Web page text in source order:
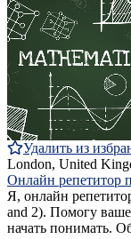
Удалить из
London, United
Онлайн репетитор
Я, онлайн
and 2). Помогу
начать понимать.